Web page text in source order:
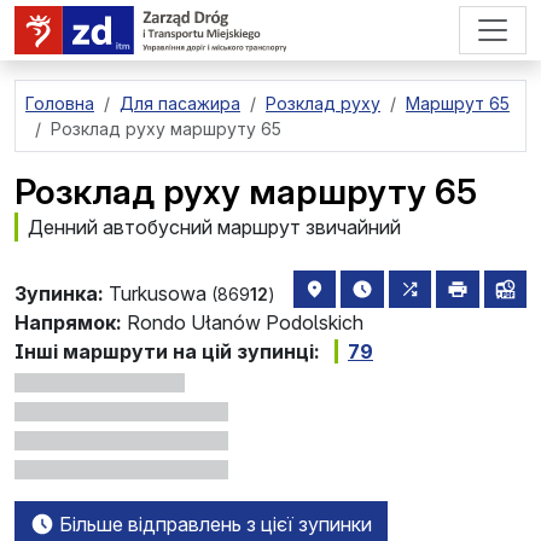
перейти до основного вмісту
Головна Для пасажира Розклад руху
Маршрут 65
Розклад руху маршруту 65
Розклад руху маршруту 65
Денний автобусний маршрут звичайний
Зупинка: Turkusowa (86912) розташування зупинки на
найближчі
всі
Напрямок: Rondo Ułanów Podolskich
Інші маршрути на цій зупинці:
79
Більше відправлень з цієї зупинки